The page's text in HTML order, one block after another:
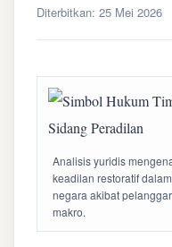
Diterbitkan: 25 Mei 2026
Analisis yuridis
keadilan restoratif
negara akibat
makro.